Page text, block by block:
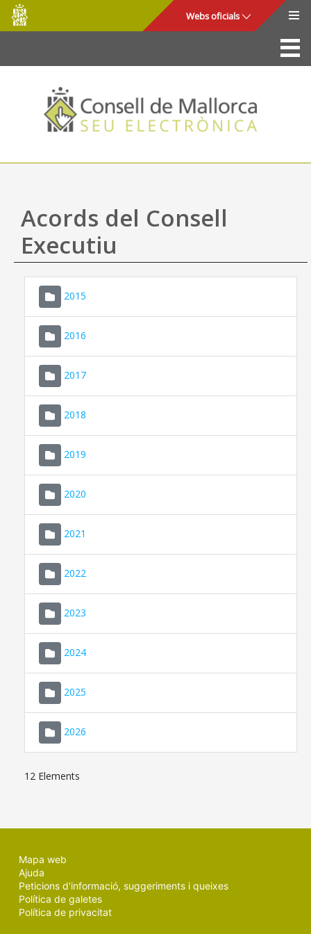
Salta al contingut principal
Consell
de
Mallorca
Webs oficials
La Seu
Consell de Mallorca
Accés i seguretat
Utilitats
Ajuda
Acords del Consell
Executiu
2015
2016
2017
2018
2019
2020
2021
2022
2023
2024
2025
2026
12 Elements
Mapa web
Ajuda
Peticions d'informació, suggeriments i queixes
Política de galetes
Política de privacitat